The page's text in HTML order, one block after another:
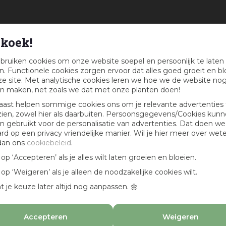
cookies om onze website soepel en persoonlijk te laten
Functionele cookies zorgen ervoor dat alles goed groeit en
site. Met analytische cookies leren we hoe we de website
maken, net zoals we dat met onze planten doen!
helpen sommige cookies ons om je relevante advertenties
zowel hier als daarbuiten. Persoonsgegevens/Cookies
gebruikt voor de personalisatie van advertenties. Dat doen we
op een privacy vriendelijke manier. Wil je hier meer over
ons cookiebeleid.
op ‘Accepteren’ als je alles wilt laten groeien en bloeien.
‘Weigeren’ als je alleen de noodzakelijke cookies wilt.
je keuze later altijd nog aanpassen. 🌼
Accepteren
Weigeren